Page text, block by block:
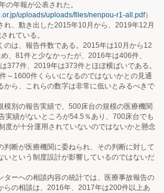
の年報が公表された。
uploads/uploads/files/nenpou-r1-all.pdf）
れ、動き出した2015年10月から、2019年12月
れている。
のは、報告件数である。2015年は10月から12
、81件と少なかったが、2016年は406件、
377件、2019年は373件とほぼ横ばいである。
～1600件くらいになるのではないかとの見通
から、これらの数字は非常に低いとみるべきで
模別の報告実績で、500床台の規模の医療機関
実績がないところが54.5％あり、700床台でも
度が十分運用されていないのではないかと懸念
判断が医療機関に委ねられ、その判断に対して
いという制度設計が影響しているのではないだ
ターへの相談内容の統計では、医療事故報告の
らの相談は、2016年、2017年は200件以上あ